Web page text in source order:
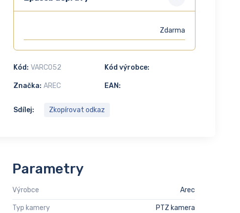
Zdarma
Kód: VARC052 Kód výrobce:
EAN:
Značka: AREC
Sdílej: Zkopírovat odkaz
Parametry
Výrobce Arec
Typ kamery PTZ kamera